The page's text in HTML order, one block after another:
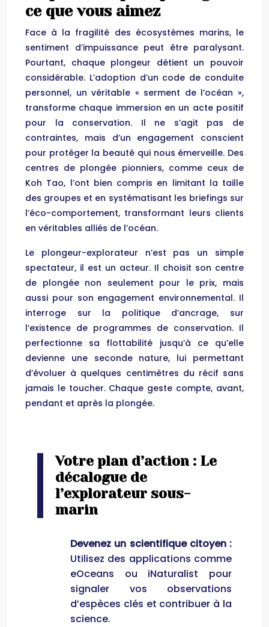
ce que vous aimez
Face à la fragilité des écosystèmes marins, le
sentiment d’impuissance peut être paralysant.
Pourtant, chaque plongeur détient un pouvoir
considérable. L’adoption d’un code de conduite
personnel, un véritable « serment de l’océan »,
transforme chaque immersion en un acte positif
pour la conservation. Il ne s’agit pas de
contraintes, mais d’un engagement conscient
pour protéger la beauté qui nous émerveille. Des
centres de plongée pionniers, comme ceux de
Koh Tao, l’ont bien compris en limitant la taille
des groupes et en systématisant les briefings sur
l’éco-comportement, transformant leurs clients
en véritables alliés de l’océan.
Le plongeur-explorateur n’est pas un simple
spectateur, il est un acteur. Il choisit son centre
de plongée non seulement pour le prix, mais
aussi pour son engagement environnemental. Il
interroge sur la politique d’ancrage, sur
l’existence de programmes de conservation. Il
perfectionne sa flottabilité jusqu’à ce qu’elle
devienne une seconde nature, lui permettant
d’évoluer à quelques centimètres du récif sans
jamais le toucher. Chaque geste compte, avant,
pendant et après la plongée.
Votre plan d’action : Le
décalogue de
l’explorateur sous-
marin
Devenez un scientifique citoyen :
Utilisez des applications comme
eOceans ou iNaturalist pour
signaler vos observations
d’espèces clés et contribuer à la
science.